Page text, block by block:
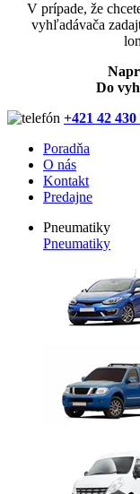
V prípade, že
vyhľadávača
Do
+421 42
Poradňa
O nás
Kontakt
Predajne
Pneumatiky
Pneumatiky